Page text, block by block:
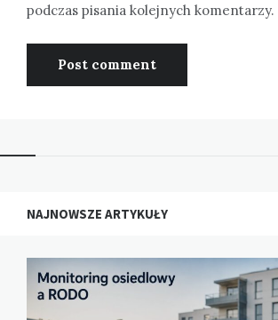
podczas pisania kolejnych komentarzy.
NAJNOWSZE ARTYKUŁY